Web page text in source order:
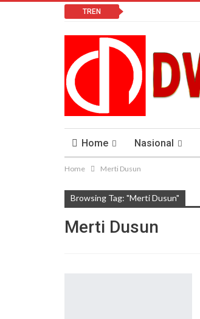
TREN
Home Nasional
Lomba Vlog
Home Merti Dusun
Browsing Tag: "Merti Dusun"
Merti Dusun